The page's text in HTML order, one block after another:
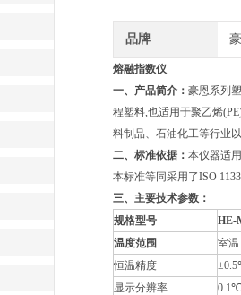
品牌
熔融指数仪
一、产品简介： 豪恩系列
程塑料,也适用于聚乙烯
料制品、石油化工等行业
二、标准依据： 本仪器适
本标准等同采用了ISO
三、主要技术参数：
规格型号
HE-
温度范围
室
恒温精度
显示分辨率
0.1℃